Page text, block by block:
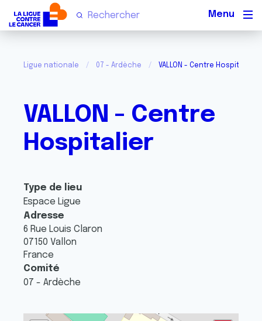
Ligue nationale 07 - Ardèche VALLON - Centre Hospitalier
VALLON - Centre
Hospitalier
Type de lieu
Espace Ligue
Adresse
6 Rue Louis Claron
07150 Vallon
France
Comité
07 - Ardèche